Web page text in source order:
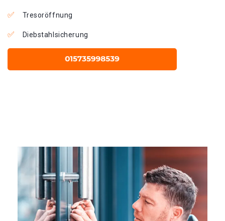
Tresoröffnung
Diebstahlsicherung